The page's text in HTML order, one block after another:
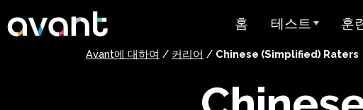
Skip to main content
홈
테스트
테스트 개요
훈
아
아
Avant에 대하여 / 커리어 / Chinese (Simplified) Raters